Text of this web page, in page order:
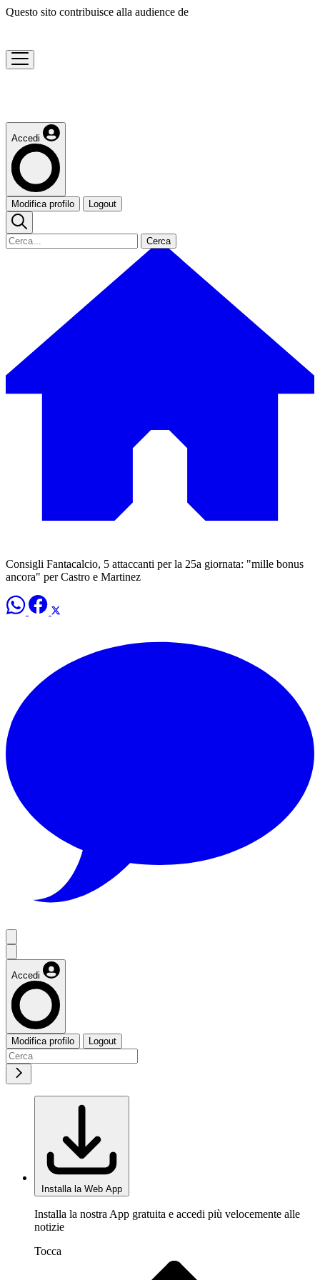
Questo sito contribuisce alla audience de
Accedi
Modifica profilo Logout
Cerca
Consigli Fantacalcio, 5 attaccanti per la 25a giornata: "mille bonus
ancora" per Castro e Martinez
Accedi
Modifica profilo Logout
Installa la Web App
Installa la nostra App gratuita e accedi più velocemente alle
notizie
Tocca